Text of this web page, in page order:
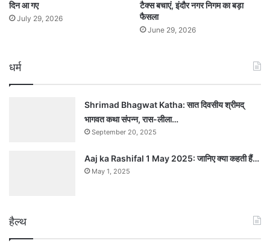
दिन आ गए
July 29, 2026
टैक्स बचाएं, इंदौर नगर निगम का बड़ा
फैसला
June 29, 2026
धर्म
Shrimad Bhagwat Katha: सात दिवसीय श्रीमद्
भागवत कथा संपन्न, रास-लीला…
September 20, 2025
Aaj ka Rashifal 1 May 2025: जानिए क्या कहती हैं…
May 1, 2025
हैल्थ